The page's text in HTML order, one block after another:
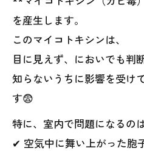
を産生します。
このマイコトキシンは、
目に見えず、においでも判
知らないうちに影響を受け
す😨
特に、室内で問題になるの
✔ 空気中に舞い上がった胞